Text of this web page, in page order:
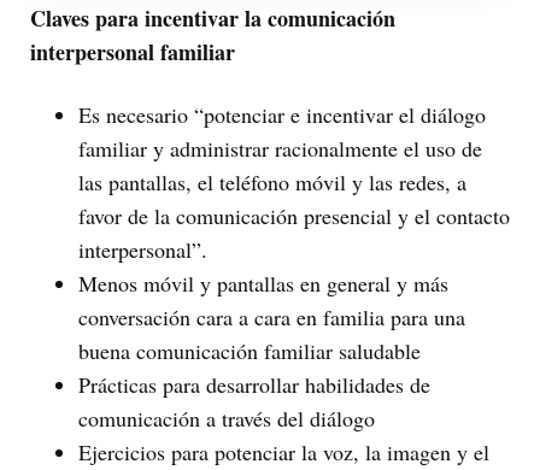
Claves para incentivar la comunicación
interpersonal familiar
Es necesario “potenciar e incentivar el diálogo
familiar y administrar racionalmente el uso de
las pantallas, el teléfono móvil y las redes, a
favor de la comunicación presencial y el contacto
interpersonal”.
Menos móvil y pantallas en general y más
conversación cara a cara en familia para una
buena comunicación familiar saludable
Prácticas para desarrollar habilidades de
comunicación a través del diálogo
Ejercicios para potenciar la voz, la imagen y el